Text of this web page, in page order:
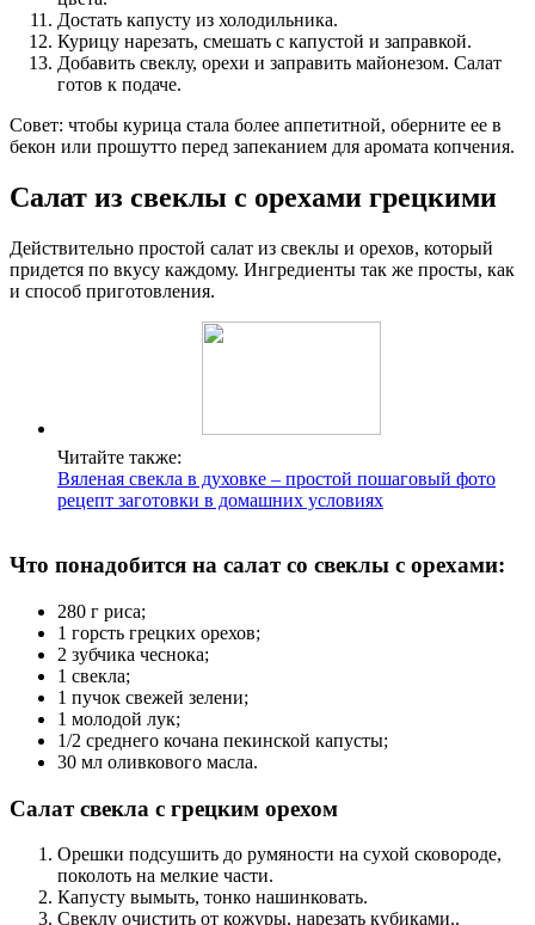
Достать капусту из холодильника.
Курицу нарезать, смешать с капустой и заправкой.
Добавить свеклу, орехи и заправить майонезом. Салат
готов к подаче.
Совет: чтобы курица стала более аппетитной, оберните ее в
бекон или прошутто перед запеканием для аромата копчения.
Салат из свеклы с орехами грецкими
Действительно простой салат из свеклы и орехов, который
придется по вкусу каждому. Ингредиенты так же просты, как
и способ приготовления.
Читайте также:
Вяленая свекла в духовке – простой пошаговый фото
рецепт заготовки в домашних условиях
Что понадобится на салат со свеклы с орехами:
280 г риса;
1 горсть грецких орехов;
2 зубчика чеснока;
1 свекла;
1 пучок свежей зелени;
1 молодой лук;
1/2 среднего кочана пекинской капусты;
30 мл оливкового масла.
Салат свекла с грецким орехом
Орешки подсушить до румяности на сухой сковороде,
поколоть на мелкие части.
Капусту вымыть, тонко нашинковать.
Свеклу очистить от кожуры, нарезать кубиками..